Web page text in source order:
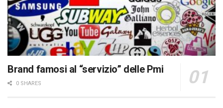
Brand famosi al “servizio” delle Pmi
0 SHARES